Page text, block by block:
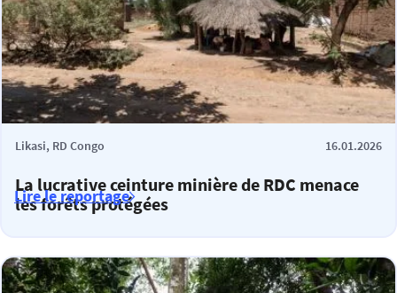
Likasi, RD Congo 16.01.2026
La lucrative ceinture minière de RDC menace
les forêts protégées
Lire le reportage